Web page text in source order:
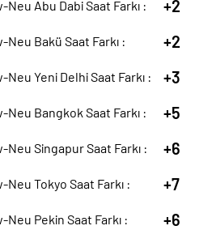
Neu Abu Dabi Saat Farkı : +2
Neu Bakü Saat Farkı : +2
Neu Yeni Delhi Saat Farkı : +3
Neu Bangkok Saat Farkı : +5
Neu Singapur Saat Farkı : +6
Neu Tokyo Saat Farkı : +7
Neu Pekin Saat Farkı : +6